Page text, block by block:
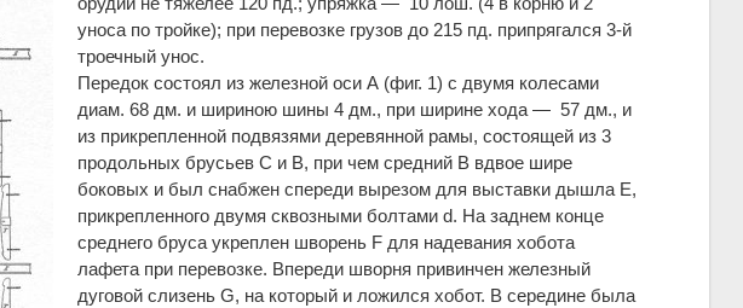
уноса по тройке); при перевозке грузов до 215 пд. припрягался 3-й
троечный унос.
Передок состоял из железной оси А (фиг. 1) с двумя колесами
диам. 68 дм. и шириною шины 4 дм., при ширине хода — 57 дм., и
из прикрепленной подвязями деревянной рамы, состоящей из 3
продольных брусьев С и В, при чем средний В вдвое шире
боковых и был снабжен спереди вырезом для выставки дышла Е,
прикрепленного двумя сквозными болтами d. На заднем конце
среднего бруса укреплен шворень F для надевания хобота
лафета при перевозке. Впереди шворня привинчен железный
дуговой слизень G, на который и ложился хобот. В середине была